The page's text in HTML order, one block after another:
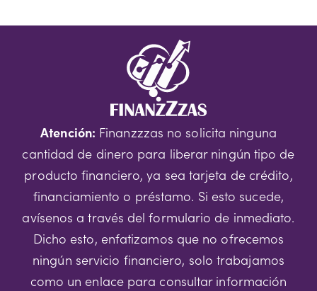
Atención: Finanzzzas no solicita ninguna
cantidad de dinero para liberar ningún tipo de
producto financiero, ya sea tarjeta de crédito,
financiamiento o préstamo. Si esto sucede,
avísenos a través del formulario de inmediato.
Dicho esto, enfatizamos que no ofrecemos
ningún servicio financiero, solo trabajamos
como un enlace para consultar información